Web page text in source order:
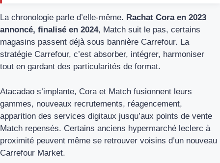
La chronologie parle d’elle-même. Rachat Cora en 2023
annoncé, finalisé en 2024, Match suit le pas, certains
magasins passent déjà sous bannière Carrefour. La
stratégie Carrefour, c’est absorber, intégrer, harmoniser
tout en gardant des particularités de format.
Atacadao s’implante, Cora et Match fusionnent leurs
gammes, nouveaux recrutements, réagencement,
apparition des services digitaux jusqu’aux points de vente
Match repensés. Certains anciens hypermarché leclerc à
proximité peuvent même se retrouver voisins d’un nouveau
Carrefour Market.